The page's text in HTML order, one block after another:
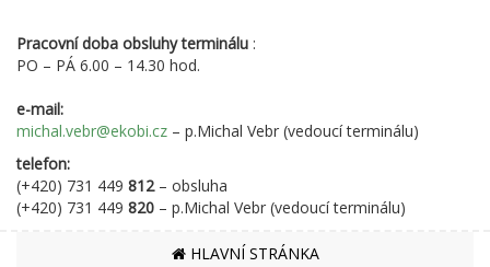
Pracovní doba obsluhy terminálu :
PO – PÁ 6.00 – 14.30 hod.
e-mail:
michal.vebr@ekobi.cz – p.Michal Vebr (vedoucí terminálu)
telefon:
(+420) 731 449 812– obsluha
(+420) 731 449 820 – p.Michal Vebr (vedoucí terminálu)
HLAVNÍ STRÁNKA